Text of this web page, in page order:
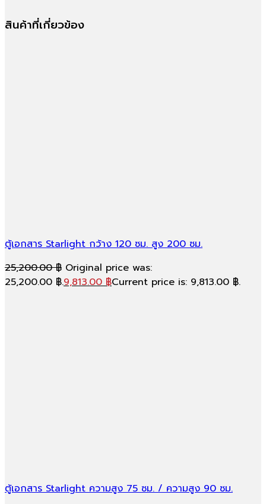
สินค้าที่เกี่ยวข้อง
ตู้เอกสาร Starlight กว้าง 120 ซม. สูง 200 ซม.
25,200.00฿ Original price was:
25,200.00 ฿.9,813.00 ฿Current price is: 9,813.00 ฿.
ตู้เอกสาร Starlight ความสูง 75 ซม. / ความสูง 90 ซม.